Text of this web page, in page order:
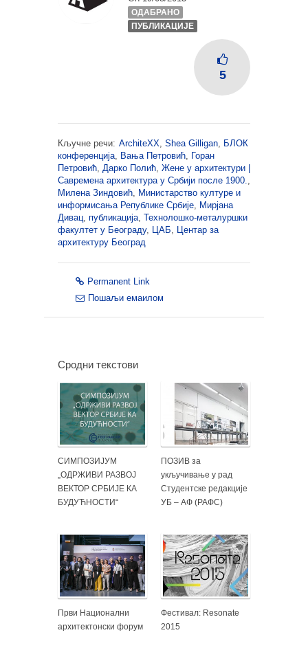
ОДАБРАНО
ПУБЛИКАЦИЈЕ
5
Кључне речи: ArchiteXX Shea Gilligan
БЛОК
конференција
Вања Петровић
Горан
Петровић Дарко Полић Жене у архитектури |
Савремена архитектура у Србији после 1900.
Милена Зиндовић
Министарство културе и
информисања Републике Србије
Мирјана
Дивац публикација Технолошко-металуршки
факултет у Београду, ЦАБ
Центар за
архитектуру Београд
Permanent Link
Пошаљи емаилом
Сродни текстови
СИМПОЗИЈУМ
„ОДРЖИВИ РАЗВОЈ
ВЕКТОР СРБИЈЕ КА
БУДУЋНОСТИ“
ПОЗИВ за
укључивање у рад
Студентске редакције
УБ – АФ (РАФС)
Први Национални
архитектонски форум
Фестивал: Resonate
2015